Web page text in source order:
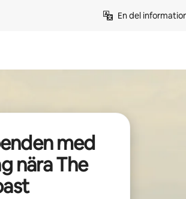
En del
med
nära The